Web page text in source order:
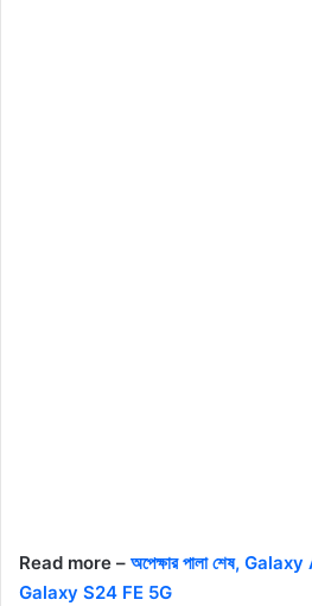
Read more – অপেক্ষার পালা শেষ,
Galaxy S24 FE 5G